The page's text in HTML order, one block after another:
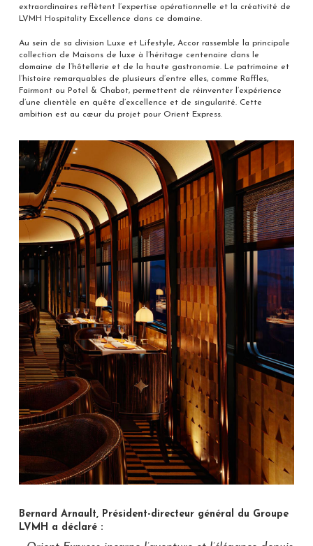
extraordinaires reflètent l’expertise opérationnelle et la créativité de
LVMH Hospitality Excellence dans ce domaine.
Au sein de sa division Luxe et Lifestyle, Accor rassemble la principale
collection de Maisons de luxe à l’héritage centenaire dans le
domaine de l’hôtellerie et de la haute gastronomie. Le patrimoine et
l’histoire remarquables de plusieurs d’entre elles, comme Raffles,
Fairmont ou Potel & Chabot, permettent de réinventer l’expérience
d’une clientèle en quête d’excellence et de singularité. Cette
ambition est au cœur du projet pour Orient Express.
Bernard Arnault, Président-directeur général du Groupe
LVMH a déclaré :